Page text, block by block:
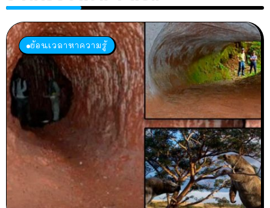
ย้อนเวลาหาความรู้